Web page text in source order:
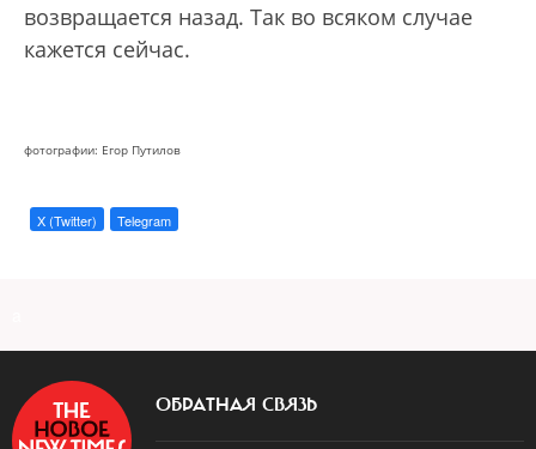
возвращается назад. Так во всяком случае
кажется сейчас.
фотографии: Егор Путилов
X (Twitter) Telegram
ОБРАТНАЯ СВЯЗЬ